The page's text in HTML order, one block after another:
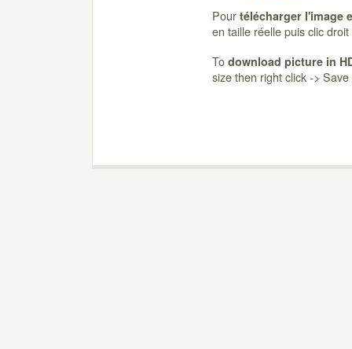
Pour télécharger l'image
en taille réelle puis clic
To download picture in
size then right click ->